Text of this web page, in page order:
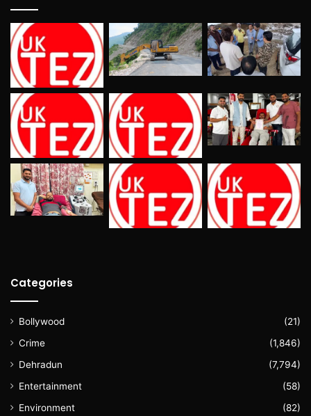
Categories
Bollywood
(21)
Crime
(1,846)
Dehradun
(7,794)
Entertainment
(58)
Environment
(82)